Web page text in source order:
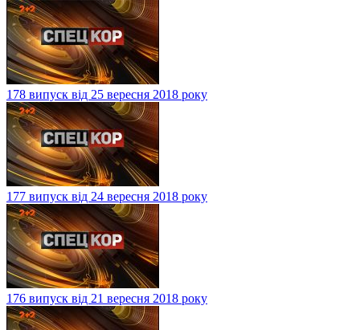
178 випуск від 25 вересня 2018 року
177 випуск від 24 вересня 2018 року
176 випуск від 21 вересня 2018 року